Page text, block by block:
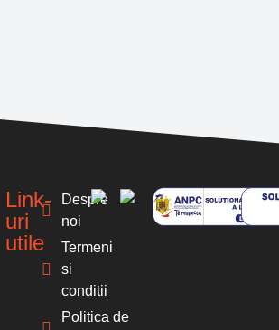
Link-
uri
utile
Despre
noi
Termeni
si
conditii
Politica de